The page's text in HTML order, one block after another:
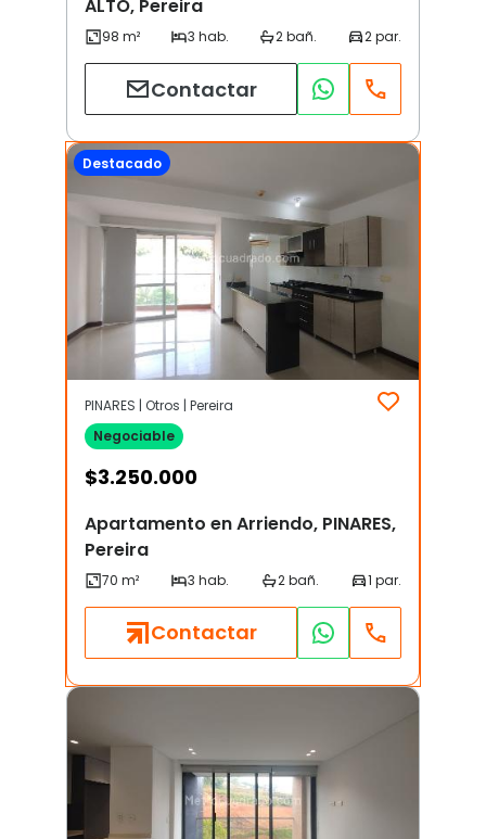
ALTO, Pereira
Contactar
Destacado
PINARES | Otros | Pereira
Negociable
$3.250.000
Apartamento en Arriendo, PINARES,
Pereira
Contactar